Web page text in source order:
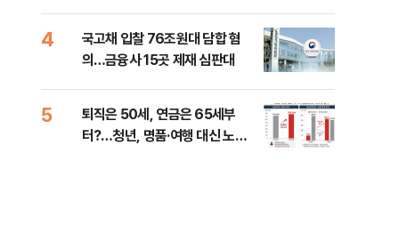
4
국고채 입찰 76조원대 담합 혐
의…금융사 15곳 제재 심판대
5
퇴직은 50세, 연금은 65세부
터?…청년, 명품·여행 대신 노후